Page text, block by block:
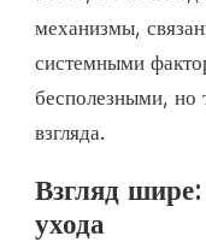
механизмы,
системными
бесполезными, но
взгляда.
Взгляд
ухода